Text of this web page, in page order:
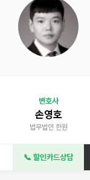
변호사
손영호
법무법인 한원
📞 할인카드상담